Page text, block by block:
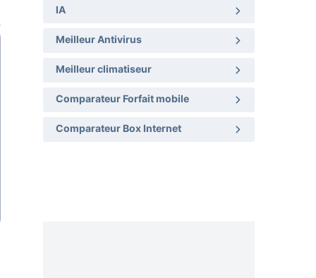
IA
Meilleur Antivirus
Meilleur climatiseur
Comparateur Forfait mobile
Comparateur Box Internet